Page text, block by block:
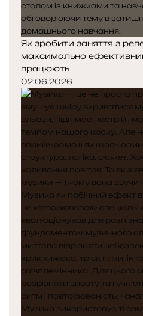
Як зробити заняття з
максимально
працюють
02.06.2026